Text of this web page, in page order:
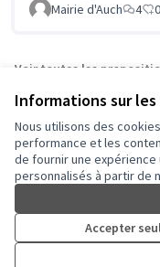
Informations sur
Nous utilisons des
performance et les
de fournir une
personnalisés à partir de
Accepter
Mairie d'Auch 4 0
Voir toutes les
Conditions d'utilisation
Paramètres des cookies
Auch - Agir pour ma ville
(Lien externe)
Auch - Agir pour ma